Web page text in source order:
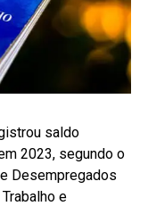
saldo
2023, segundo o
Desempregados
e